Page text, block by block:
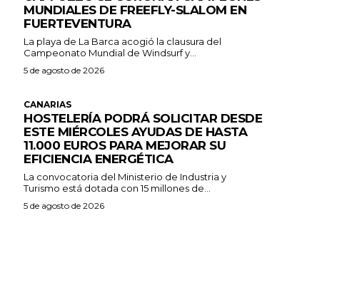
MUNDIALES DE FREEFLY-SLALOM EN
FUERTEVENTURA
La playa de La Barca acogió la clausura del
Campeonato Mundial de Windsurf y...
5 de agosto de 2026
CANARIAS
HOSTELERÍA PODRÁ SOLICITAR DESDE
ESTE MIÉRCOLES AYUDAS DE HASTA
11.000 EUROS PARA MEJORAR SU
EFICIENCIA ENERGÉTICA
La convocatoria del Ministerio de Industria y
Turismo está dotada con 15 millones de...
5 de agosto de 2026